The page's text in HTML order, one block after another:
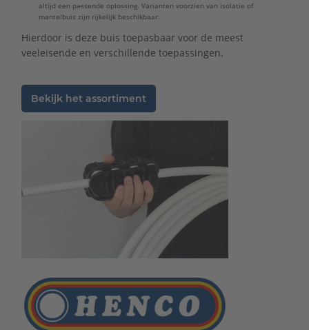
altijd een passende oplossing. Varianten voorzien van isolatie of
mantelbuis zijn rijkelijk beschikbaar.
Hierdoor is deze buis toepasbaar voor de meest
veeleisende en verschillende toepassingen.
Bekijk het assortiment